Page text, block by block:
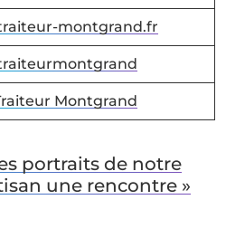
montgrand.fr
Montgrand
portraits de notre
une rencontre »